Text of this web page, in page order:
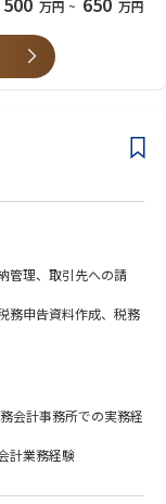
万円 ~ 万円
管理、取引先への請
務申告資料作成、税務
経理プロセスの効率
化など
進
会計事務所での実務経
計業務経験